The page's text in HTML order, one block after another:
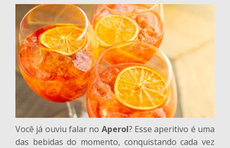
Você já ouviu falar no Aperol? Esse aperitivo é uma
das bebidas do momento, conquistando cada vez